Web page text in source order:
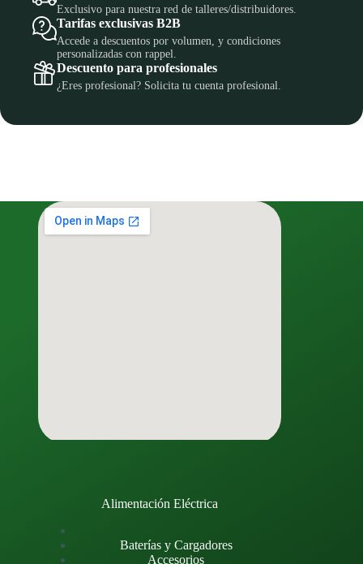
Exclusivo para nuestra red de talleres/distribuidores.
Tarifas exclusivas B2B
Accede a descuentos por volumen, y condiciones
personalizadas con rappel.
Descuento para profesionales
¿Eres profesional? Solicita tu cuenta profesional.
Alimentación Eléctrica
Baterías y Cargadores
Accesorios